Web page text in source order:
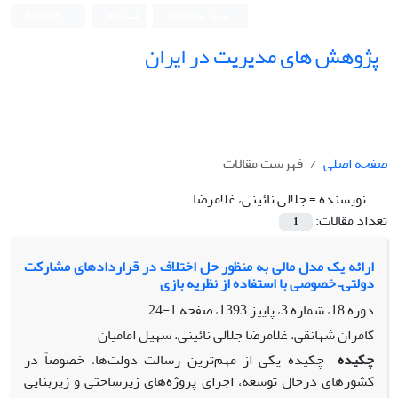
پژوهش های مدیریت در ایران
صفحه اصلی
فهرست مقالات
نویسنده =جلالی نائینی، غلامرضا
تعداد مقالات:
1
ارائه یک مدل مالی به منظور حل اختلاف در قراردادهای مشارکت
دولتی– خصوصی با استفاده از نظریه بازی
دوره 18، شماره 3، پاییز 1393، صفحه
1-24
کامران شهانقی، غلامرضا جلالی نائینی، سهیل امامیان
چکیده چکیده یکی از مهم‌ترین رسالت دولت‌ها، خصوصاً در
کشورهای درحال توسعه، اجرای پروژه‌های زیرساختی و زیربنایی